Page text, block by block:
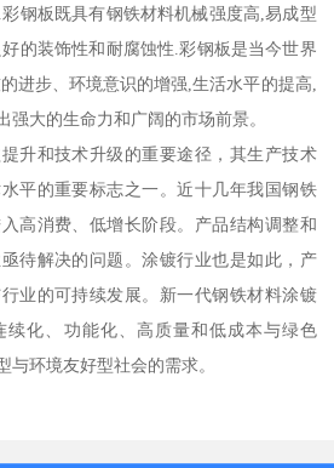
钢板既具有钢铁材料机械强度高,易成型
的装饰性和耐腐蚀性.彩钢板是当今世界
进步、环境意识的增强,生活水平的提高,
强大的生命力和广阔的市场前景。
升和技术升级的重要途径，其生产技术
平的重要标志之一。近十几年我国钢铁
高消费、低增长阶段。产品结构调整和
待解决的问题。涂镀行业也是如此，产
业的可持续发展。新一代钢铁材料涂镀
续化、功能化、高质量和低成本与绿色
与环境友好型社会的需求。